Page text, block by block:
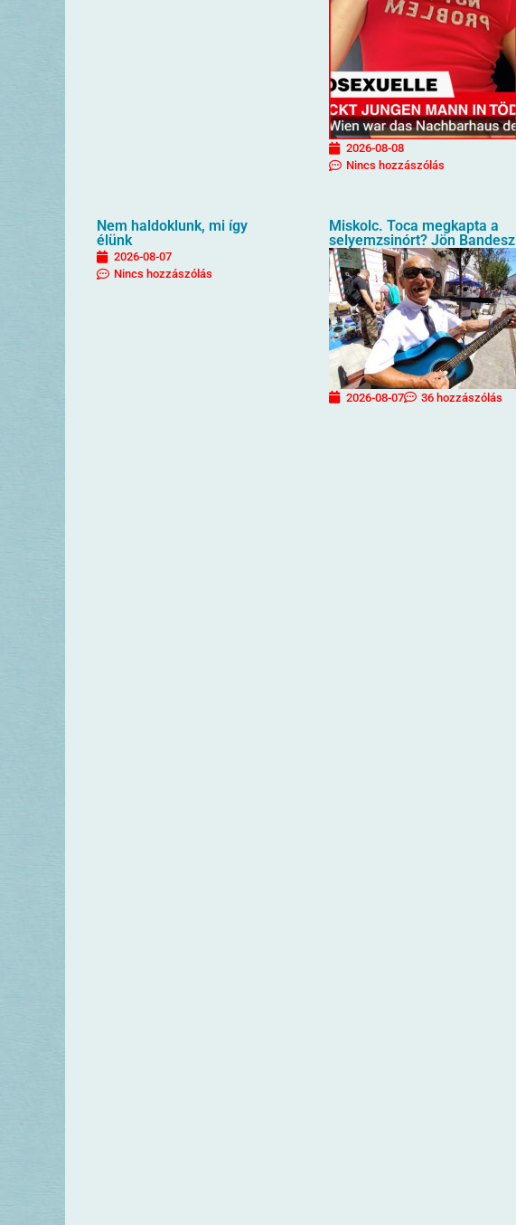
2026-08-08
Nincs hozzászólás
Nem haldoklunk, mi így
élünk
2026-08-07
Nincs hozzászólás
Miskolc. Toca megkapta a
selyemzsinórt? Jön Bandesz
2026-08-07 36 hozzászólás